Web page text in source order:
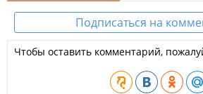
Подписаться на
Чтобы оставить комментарий,